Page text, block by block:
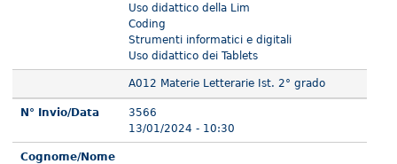
Uso didattico della Lim
Coding
Strumenti informatici e digitali
Uso didattico dei Tablets
A012 Materie Letterarie Ist. 2° grado
N° Invio/Data
3566
13/01/2024 - 10:30
Cognome/Nome